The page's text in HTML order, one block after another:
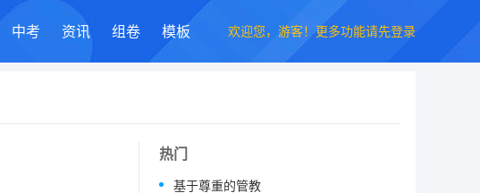
欢迎您，游客！更多功能请先登录
中考 资讯 组卷 模板
热门
基于尊重的管教